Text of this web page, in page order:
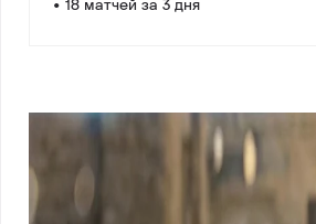
• 18 матчей за 3 дня